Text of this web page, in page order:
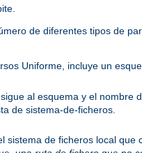
de diferentes tipos de
Uniforme, incluye un
al esquema y el nombre
de sistema-de-ficheros.
sistema de ficheros local